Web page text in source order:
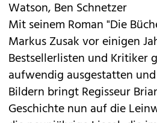
Watson, Ben Schnetzer
Mit seinem Roman "Die
Markus Zusak vor einigen
Bestsellerlisten und Kritiker
aufwendig ausgestatten
Bildern bringt Regisseur
Geschichte nun auf die